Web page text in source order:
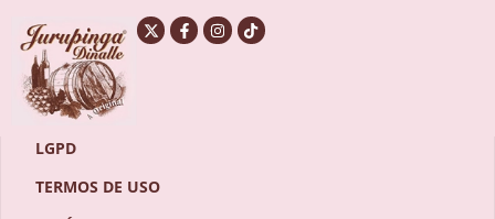
LGPD
TERMOS DE USO